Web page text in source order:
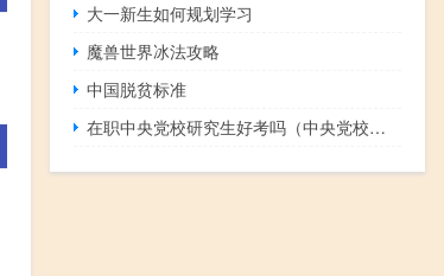
大一新生如何规划学习
魔兽世界冰法攻略
中国脱贫标准
在职中央党校研究生好考吗（中央党校在职研究生怎么考）